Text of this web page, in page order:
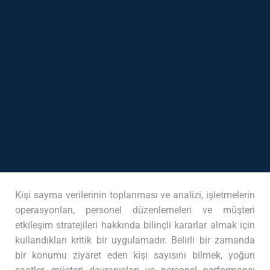
Kişi sayma verilerinin toplanması ve analizi, işletmelerin
operasyonları, personel düzenlemeleri ve müşteri
etkileşim stratejileri hakkında bilinçli kararlar almak için
kullandıkları kritik bir uygulamadır. Belirli bir zamanda
bir konumu ziyaret eden kişi sayısını bilmek, yoğun